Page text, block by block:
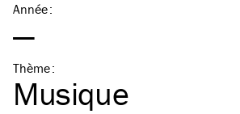
Année:
—
Thème:
Musique